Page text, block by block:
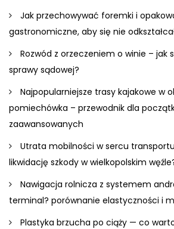
Jak przechowywać foremki i
gastronomiczne, aby się nie
Rozwód z orzeczeniem o winie – jak
sprawy sądowej?
Najpopularniejsze trasy kajakowe w
pomiechówka – przewodnik dla
zaawansowanych
Utrata mobilności w sercu
likwidację szkody w wielkopolskim
Nawigacja rolnicza z systemem
terminal? porównanie elastyczności i
Plastyka brzucha po ciąży — co